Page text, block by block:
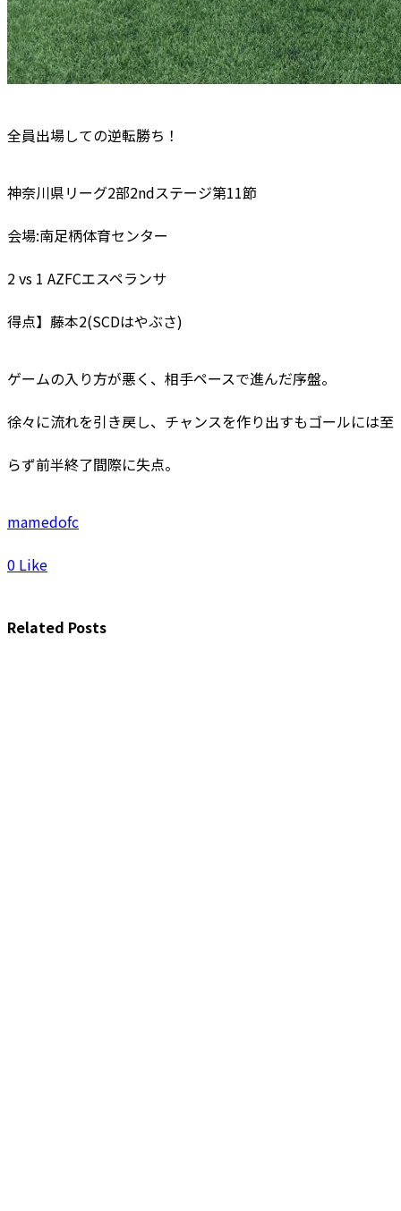
全員出場しての逆転勝ち！
神奈川県リーグ2部2ndステージ第11節
会場:南足柄体育センター
2 vs 1 AZFCエスペランサ
得点】藤本2(SCDはやぶさ)
ゲームの入り方が悪く、相手ペースで進んだ序盤。
徐々に流れを引き戻し、チャンスを作り出すもゴールには至
らず前半終了間際に失点。
mamedofc
0 Like
Related Posts